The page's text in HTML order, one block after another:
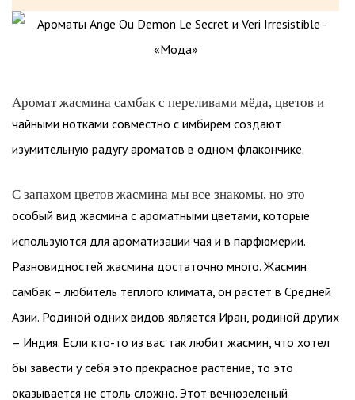
Аромат жасмина самбак с переливами мёда, цветов и
чайными нотками совместно с имбирем создают
изумительную радугу ароматов в одном флакончике.
С запахом цветов жасмина мы все знакомы, но это
особый вид жасмина с ароматными цветами, которые
используются для ароматизации чая и в парфюмерии.
Разновидностей жасмина достаточно много. Жасмин
самбак – любитель тёплого климата, он растёт в Средней
Азии. Родиной одних видов является Иран, родиной других
– Индия. Если кто-то из вас так любит жасмин, что хотел
бы завести у себя это прекрасное растение, то это
оказывается не столь сложно. Этот вечнозеленый